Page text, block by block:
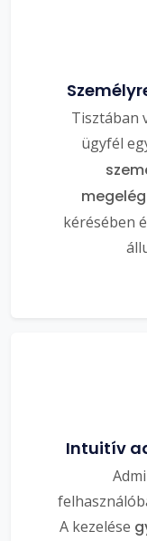
Tisztában
ügyfél
kérésében
Intuitív
A kezelése